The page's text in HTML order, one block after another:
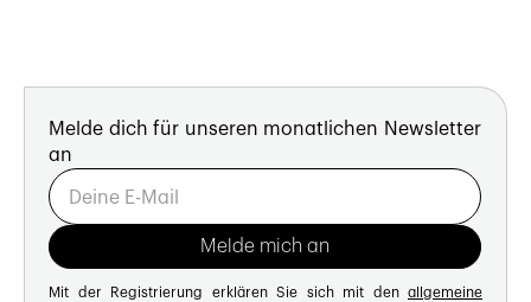
Melde dich für unseren monatlichen Newsletter
an
Mit der Registrierung erklären Sie sich mit den allgemeine